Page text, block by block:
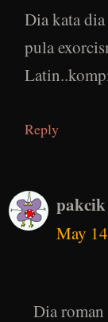
Dia kata
pula
Reply
pakcik
May
Dia